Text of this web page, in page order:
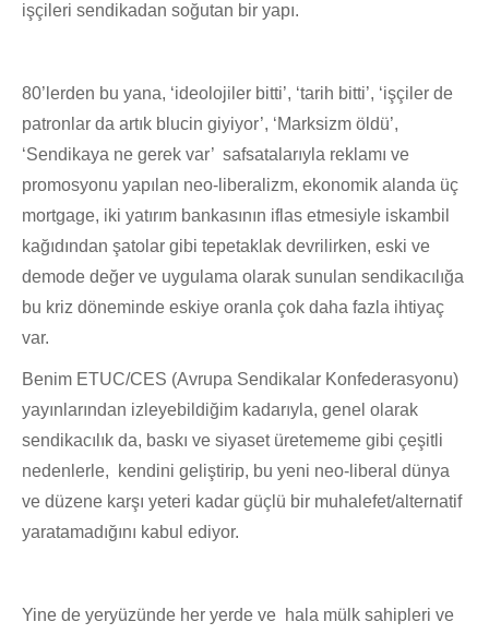
işçileri sendikadan soğutan bir yapı.
80’lerden bu yana, ‘ideolojiler bitti’, ‘tarih bitti’, ‘işçiler de
patronlar da artık blucin giyiyor’, ‘Marksizm öldü’,
‘Sendikaya ne gerek var’ safsatalarıyla reklamı ve
promosyonu yapılan neo-liberalizm, ekonomik alanda üç
mortgage, iki yatırım bankasının iflas etmesiyle iskambil
kağıdından şatolar gibi tepetaklak devrilirken, eski ve
demode değer ve uygulama olarak sunulan sendikacılığa
bu kriz döneminde eskiye oranla çok daha fazla ihtiyaç
var.
Benim ETUC/CES (Avrupa Sendikalar Konfederasyonu)
yayınlarından izleyebildiğim kadarıyla, genel olarak
sendikacılık da, baskı ve siyaset üretememe gibi çeşitli
nedenlerle, kendini geliştirip, bu yeni neo-liberal dünya
ve düzene karşı yeteri kadar güçlü bir muhalefet/alternatif
yaratamadığını kabul ediyor.
Yine de yeryüzünde her yerde ve hala mülk sahipleri ve